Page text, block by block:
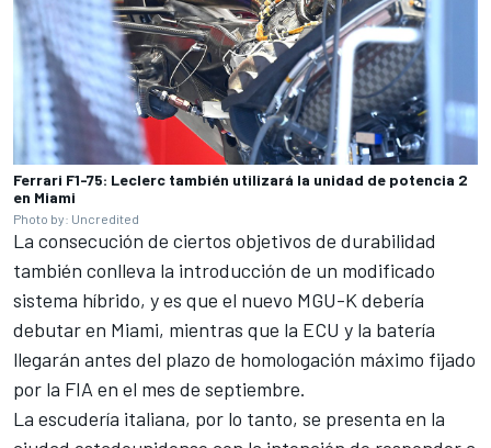
Ferrari F1-75: Leclerc también utilizará la unidad de potencia 2
en Miami
Photo by: Uncredited
La consecución de ciertos objetivos de durabilidad
también conlleva la introducción de un modificado
sistema híbrido, y es que el nuevo MGU-K debería
debutar en Miami, mientras que la ECU y la batería
llegarán antes del plazo de homologación máximo fijado
por la FIA en el mes de septiembre.
La escudería italiana, por lo tanto, se presenta en la